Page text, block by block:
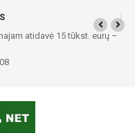
atidavė 15 tūkst. eurų –